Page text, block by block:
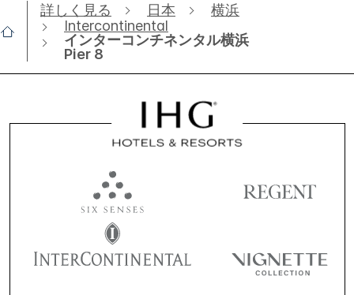
詳しく見る 日本
横浜
Intercontinental
インターコンチネンタル横浜
Pier 8